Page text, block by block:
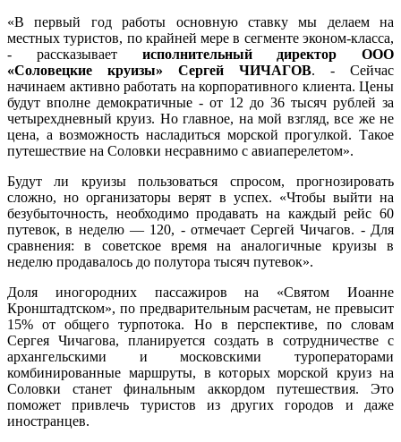
«В первый год работы основную ставку мы делаем на
местных туристов, по крайней мере в сегменте эконом-класса,
- рассказывает исполнительный директор ООО
«Соловецкие круизы» Сергей ЧИЧАГОВ. - Сейчас
начинаем активно работать на корпоративного клиента. Цены
будут вполне демократичные - от 12 до 36 тысяч рублей за
четырехдневный круиз. Но главное, на мой взгляд, все же не
цена, а возможность насладиться морской прогулкой. Такое
путешествие на Соловки несравнимо с авиаперелетом».
Будут ли круизы пользоваться спросом, прогнозировать
сложно, но организаторы верят в успех. «Чтобы выйти на
безубыточность, необходимо продавать на каждый рейс 60
путевок, в неделю — 120, - отмечает Сергей Чичагов. - Для
сравнения: в советское время на аналогичные круизы в
неделю продавалось до полутора тысяч путевок».
Доля иногородних пассажиров на «Святом Иоанне
Кронштадтском», по предварительным расчетам, не превысит
15% от общего турпотока. Но в перспективе, по словам
Сергея Чичагова, планируется создать в сотрудничестве с
архангельскими и московскими туроператорами
комбинированные маршруты, в которых морской круиз на
Соловки станет финальным аккордом путешествия. Это
поможет привлечь туристов из других городов и даже
иностранцев.